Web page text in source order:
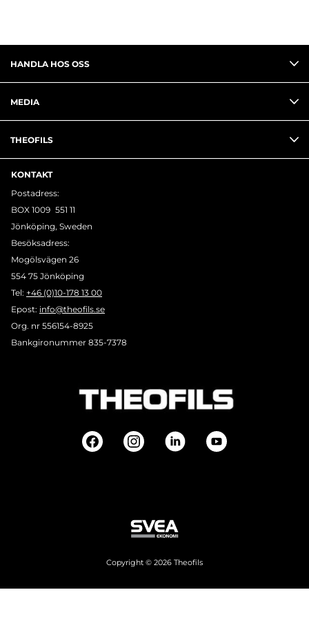
HANDLA HOS OSS
MEDIA
THEOFILS
KONTAKT
Postadress:
BOX 1009 551 11
Jönköping, Sweden
Besöksadress:
Mogölsvägen 26
554 75 Jönköping
Tel: +46 (0)10-178 13 00
Epost: info@theofils.se
Org. nr 556154-8925
Bankgironummer 835-7378
Copyright © 2026 Theofils